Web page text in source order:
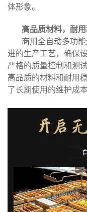
体形象。
高品质材料，耐
商用全自动多功
进的生产工艺，确保
严格的质量控制和测
高品质的材料和耐用
了长期使用的维护成本